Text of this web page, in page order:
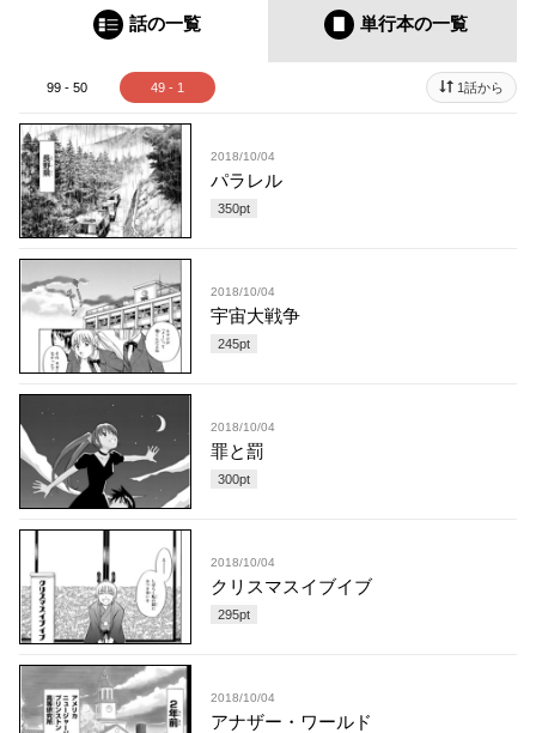
話の一覧 単行本の一覧
99 - 50 49 - 1 1話から
2018/10/04
パラレル
350pt
2018/10/04
宇宙大戦争
245pt
2018/10/04
罪と罰
300pt
2018/10/04
クリスマスイブイブ
295pt
2018/10/04
アナザー・ワールド